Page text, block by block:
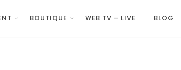
BOUTIQUE WEB TV – LIVE BLOG